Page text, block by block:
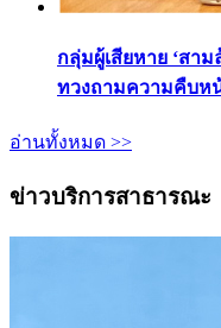
กลุ่มผู้เสียหาย ‘สา
ทวงถามความคืบหน้
อ่านทั้งหมด >>
ข่าวบริการสาธารณะ